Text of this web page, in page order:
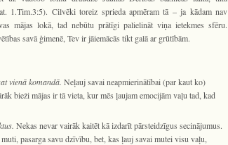
1.Tim.3:5). Cilvēki toreiz sprieda apmēram tā – ja kādam nav
mājas lokā, tad nebūtu prātīgi palielināt viņa ietekmes sfēru.
savā ģimenē, Tev ir jāiemācās tikt galā ar grūtībām.
vienā komandā. Neļauj savai neapmierinātībai (par kaut ko)
bieži mājas ir tā vieta, kur mēs ļaujam emocijām vaļu tad, kad
Nekas nevar vairāk kaitēt kā izdarīt pārsteidzīgus secinājumus.
pasarga savu dzīvību, bet, kas ļauj savai mutei visu vaļu,